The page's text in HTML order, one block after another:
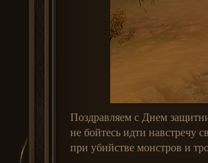
Поздравляем с Днем
не бойтесь идти навстречу
при убийстве монстров и